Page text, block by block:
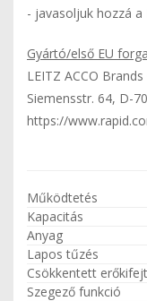
- javasoljuk hozzá a
Gyártó/első EU
LEITZ ACCO
Siemensstr. 64, D-
https://
Működtetés
Kapacitás
Anyag
Lapos tűzés
Csökkentett
Szegező funkció